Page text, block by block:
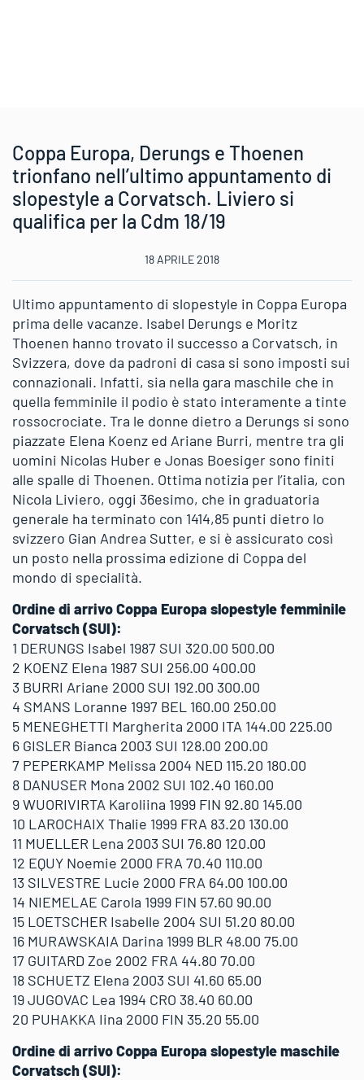
Coppa Europa, Derungs e Thoenen
trionfano nell’ultimo appuntamento di
slopestyle a Corvatsch. Liviero si
qualifica per la Cdm 18/19
18 APRILE 2018
Ultimo appuntamento di slopestyle in Coppa Europa
prima delle vacanze. Isabel Derungs e Moritz
Thoenen hanno trovato il successo a Corvatsch, in
Svizzera, dove da padroni di casa si sono imposti sui
connazionali. Infatti, sia nella gara maschile che in
quella femminile il podio è stato interamente a tinte
rossocrociate. Tra le donne dietro a Derungs si sono
piazzate Elena Koenz ed Ariane Burri, mentre tra gli
uomini Nicolas Huber e Jonas Boesiger sono finiti
alle spalle di Thoenen. Ottima notizia per l’italia, con
Nicola Liviero, oggi 36esimo, che in graduatoria
generale ha terminato con 1414,85 punti dietro lo
svizzero Gian Andrea Sutter, e si è assicurato così
un posto nella prossima edizione di Coppa del
mondo di specialità.
Ordine di arrivo Coppa Europa slopestyle femminile
Corvatsch (SUI):
1 DERUNGS Isabel 1987 SUI 320.00 500.00
2 KOENZ Elena 1987 SUI 256.00 400.00
3 BURRI Ariane 2000 SUI 192.00 300.00
4 SMANS Loranne 1997 BEL 160.00 250.00
5 MENEGHETTI Margherita 2000 ITA 144.00 225.00
6 GISLER Bianca 2003 SUI 128.00 200.00
7 PEPERKAMP Melissa 2004 NED 115.20 180.00
8 DANUSER Mona 2002 SUI 102.40 160.00
9 WUORIVIRTA Karoliina 1999 FIN 92.80 145.00
10 LAROCHAIX Thalie 1999 FRA 83.20 130.00
11 MUELLER Lena 2003 SUI 76.80 120.00
12 EQUY Noemie 2000 FRA 70.40 110.00
13 SILVESTRE Lucie 2000 FRA 64.00 100.00
14 NIEMELAE Carola 1999 FIN 57.60 90.00
15 LOETSCHER Isabelle 2004 SUI 51.20 80.00
16 MURAWSKAIA Darina 1999 BLR 48.00 75.00
17 GUITARD Zoe 2002 FRA 44.80 70.00
18 SCHUETZ Elena 2003 SUI 41.60 65.00
19 JUGOVAC Lea 1994 CRO 38.40 60.00
20 PUHAKKA Iina 2000 FIN 35.20 55.00
Ordine di arrivo Coppa Europa slopestyle maschile
Corvatsch (SUI):